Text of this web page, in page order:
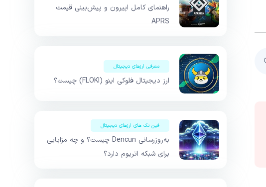
راهنمای کامل اپیرون و پیش‌بینی قیمت
APRS
معرفی ارزهای دیجیتال
ارز دیجیتال فلوکی اینو (FLOKI) چیست؟
فین تک های ارزهای دیجیتال
به‌روزرسانی Dencun چیست؟ و چه مزایایی
برای شبکه اتریوم دارد؟